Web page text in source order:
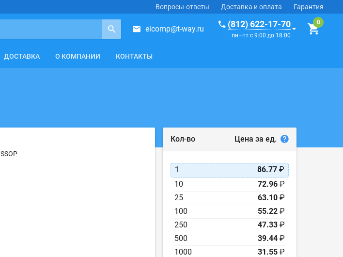
Вопросы-ответы Доставка и оплата Гарантия
elcomp@t-way.ru (812) 622-17-70
пн–пт с 9:00 до 18:00
ДОСТАВКА О КОМПАНИИ КОНТАКТЫ
Кол-во Цена за ед.
1 86.77 ₽
10
72.96 ₽
25
63.10 ₽
100
55.22 ₽
250
47.33 ₽
500
39.44 ₽
1000
31.55 ₽